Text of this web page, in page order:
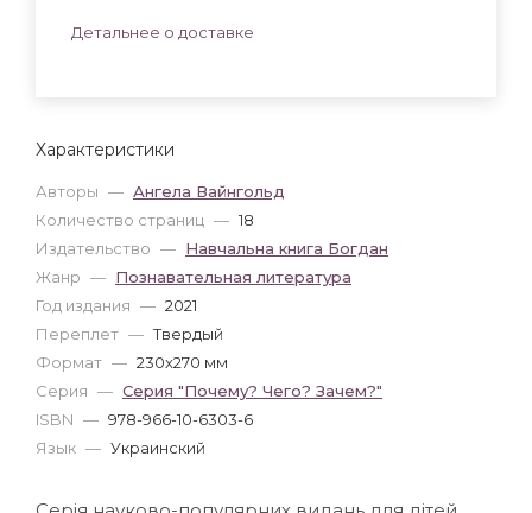
Характеристики
Авторы — Ангела Вайнгольд
Количество страниц — 18
Издательство — Навчальна книга Богдан
Жанр — Познавательная литература
Год издания — 2021
Переплет — Твердый
Формат — 230x270 мм
Серия — Серия "Почему? Чего? Зачем?"
ISBN — 978-966-10-6303-6
Язык — Украинский
Детальнее о доставке